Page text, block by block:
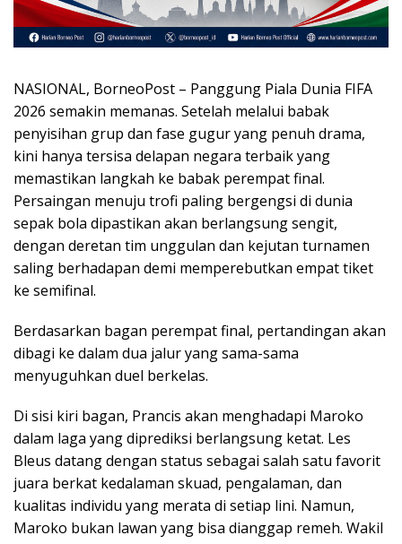
NASIONAL, BorneoPost – Panggung Piala Dunia FIFA
2026 semakin memanas. Setelah melalui babak
penyisihan grup dan fase gugur yang penuh drama,
kini hanya tersisa delapan negara terbaik yang
memastikan langkah ke babak perempat final.
Persaingan menuju trofi paling bergengsi di dunia
sepak bola dipastikan akan berlangsung sengit,
dengan deretan tim unggulan dan kejutan turnamen
saling berhadapan demi memperebutkan empat tiket
ke semifinal.
Berdasarkan bagan perempat final, pertandingan akan
dibagi ke dalam dua jalur yang sama-sama
menyuguhkan duel berkelas.
Di sisi kiri bagan, Prancis akan menghadapi Maroko
dalam laga yang diprediksi berlangsung ketat. Les
Bleus datang dengan status sebagai salah satu favorit
juara berkat kedalaman skuad, pengalaman, dan
kualitas individu yang merata di setiap lini. Namun,
Maroko bukan lawan yang bisa dianggap remeh. Wakil